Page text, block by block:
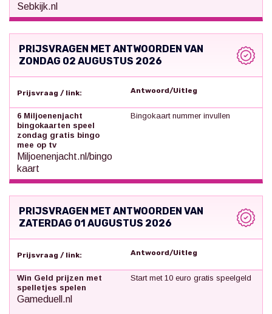
Sebkijk.nl
PRIJSVRAGEN MET ANTWOORDEN VAN
ZONDAG 02 AUGUSTUS 2026
Prijsvraag / link: Antwoord/Uitleg
6 Miljoenenjacht
bingokaarten speel
zondag gratis bingo
mee op tv
Miljoenenjacht.nl/bingo
kaart
Bingokaart nummer invullen
PRIJSVRAGEN MET ANTWOORDEN VAN
ZATERDAG 01 AUGUSTUS 2026
Prijsvraag / link: Antwoord/Uitleg
Win Geld prijzen met
spelletjes spelen
Gameduell.nl
Start met 10 euro gratis speelgeld